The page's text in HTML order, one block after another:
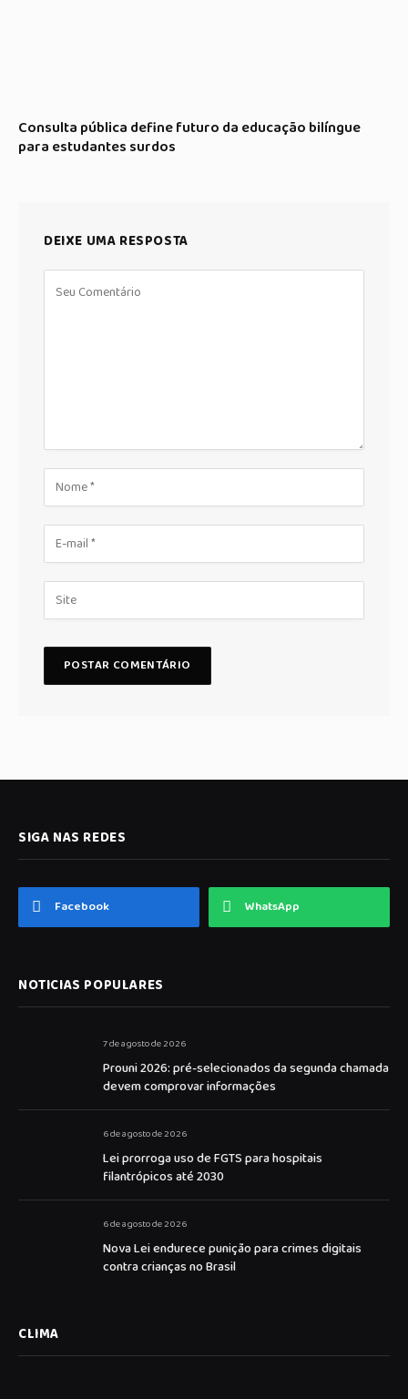
Consulta pública define futuro da educação bilíngue
para estudantes surdos
DEIXE UMA RESPOSTA
SIGA NAS REDES
Facebook WhatsApp
NOTICIAS POPULARES
7 de agosto de 2026
Prouni 2026: pré-selecionados da segunda chamada
devem comprovar informações
6 de agosto de 2026
Lei prorroga uso de FGTS para hospitais
filantrópicos até 2030
6 de agosto de 2026
Nova Lei endurece punição para crimes digitais
contra crianças no Brasil
CLIMA